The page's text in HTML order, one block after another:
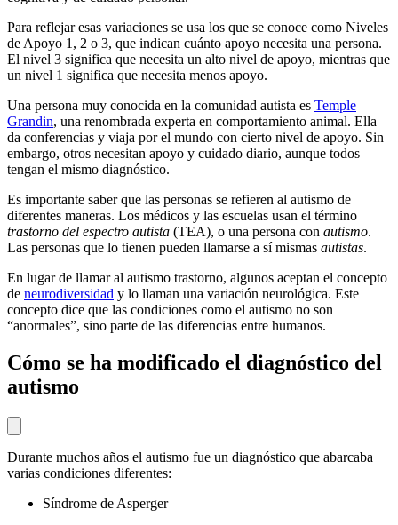
Para reflejar esas variaciones se usa los que se conoce como Niveles
de Apoyo 1, 2 o 3, que indican cuánto apoyo necesita una persona.
El nivel 3 significa que necesita un alto nivel de apoyo, mientras que
un nivel 1 significa que necesita menos apoyo.
Una persona muy conocida en la comunidad autista es Temple
Grandin, una renombrada experta en comportamiento animal. Ella
da conferencias y viaja por el mundo con cierto nivel de apoyo. Sin
embargo, otros necesitan apoyo y cuidado diario, aunque todos
tengan el mismo diagnóstico.
Es importante saber que las personas se refieren al autismo de
diferentes maneras. Los médicos y las escuelas usan el término
trastorno del espectro autista (TEA), o una persona con autismo.
Las personas que lo tienen pueden llamarse a sí mismas autistas.
En lugar de llamar al autismo trastorno, algunos aceptan el concepto
de neurodiversidad y lo llaman una variación neurológica. Este
concepto dice que las condiciones como el autismo no son
“anormales”, sino parte de las diferencias entre humanos.
Cómo se ha modificado el diagnóstico del
autismo
Durante muchos años el autismo fue un diagnóstico que abarcaba
varias condiciones diferentes:
Síndrome de Asperger